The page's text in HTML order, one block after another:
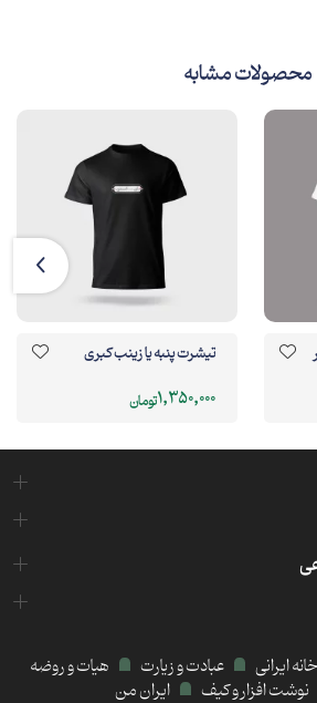
محصولات مشابه
تیشرت پنبه یا زینب کبری
1,350,000تومان
خانه ایرانی عبادت و زیارت
هیات و روضه
نوشت افزار و کیف ایران من